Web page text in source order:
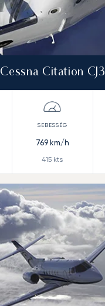
Cessna Citation CJ3
769km/h
415 kts